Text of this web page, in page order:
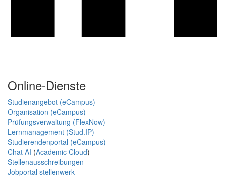
Online-Dienste
Studienangebot (eCampus)
Organisation (eCampus)
Prüfungsverwaltung (FlexNow)
Lernmanagement (Stud.IP)
Studierendenportal (eCampus)
Chat AI (Academic Cloud)
Stellenausschreibungen
Jobportal stellenwerk